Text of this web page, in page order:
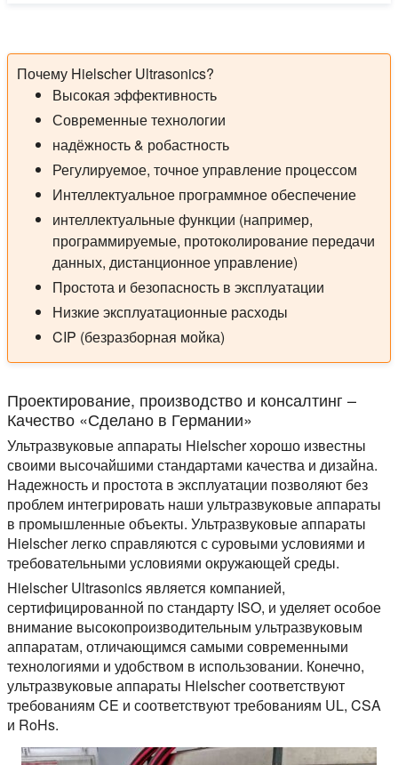
Почему Hielscher Ultrasonics?
Высокая эффективность
Современные технологии
надёжность & робастность
Регулируемое, точное управление процессом
Интеллектуальное программное обеспечение
интеллектуальные функции (например,
программируемые, протоколирование передачи
данных, дистанционное управление)
Простота и безопасность в эксплуатации
Низкие эксплуатационные расходы
CIP (безразборная мойка)
Проектирование, производство и консалтинг –
Качество «Сделано в Германии»
Ультразвуковые аппараты Hielscher хорошо известны
своими высочайшими стандартами качества и дизайна.
Надежность и простота в эксплуатации позволяют без
проблем интегрировать наши ультразвуковые аппараты
в промышленные объекты. Ультразвуковые аппараты
Hielscher легко справляются с суровыми условиями и
требовательными условиями окружающей среды.
Hielscher Ultrasonics является компанией,
сертифицированной по стандарту ISO, и уделяет особое
внимание высокопроизводительным ультразвуковым
аппаратам, отличающимся самыми современными
технологиями и удобством в использовании. Конечно,
ультразвуковые аппараты Hielscher соответствуют
требованиям CE и соответствуют требованиям UL, CSA
и RoHs.